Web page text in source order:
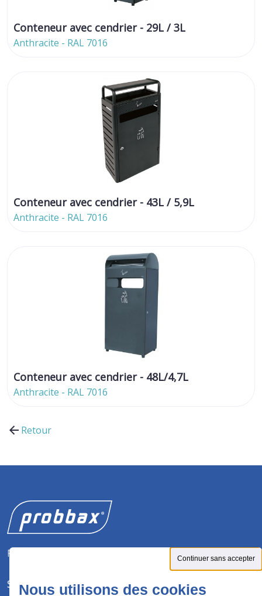
Conteneur avec cendrier - 29L / 3L
Anthracite - RAL 7016
Conteneur avec cendrier - 43L / 5,9L
Anthracite - RAL 7016
Conteneur avec cendrier - 48L/4,7L
Anthracite - RAL 7016
Retour
Fabricant de solutions pour la gestion des déchets.
SUIVEZ-NOUS
Continuer sans accepter
Nous utilisons des cookies